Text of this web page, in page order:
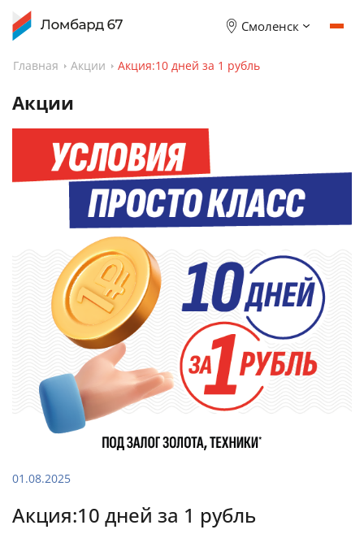
Смоленск
Главная Акции Акция:10 дней за 1 рубль
Акции
01.08.2025
Акция:10 дней за 1 рубль